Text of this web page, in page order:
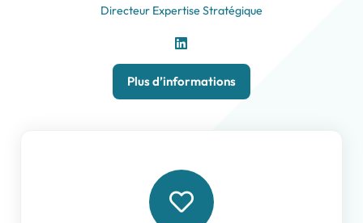
Directeur Expertise Stratégique
Plus d’informations